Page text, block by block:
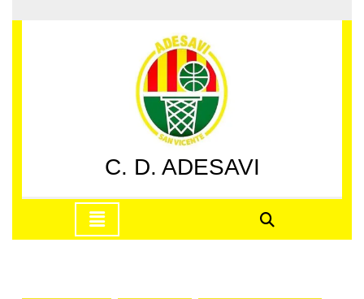
al
C. D. ADESAVI
apertura